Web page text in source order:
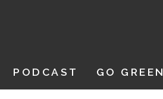
PODCAST GO GREEN